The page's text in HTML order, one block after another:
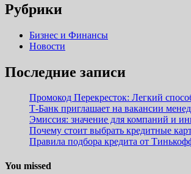
Рубрики
Бизнес и Финансы
Новости
Последние записи
Промокод Перекресток: Легкий
Т-Банк приглашает на вакансии
Эмиссия: значение для компаний и
Почему стоит выбрать кредитные
Правила подбора кредита от
You missed